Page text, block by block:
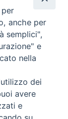
anche per
semplici",
e
nella
dei
avere
e